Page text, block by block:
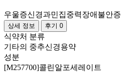
우울증신경과민집중력장애 불안증
상세 정보 후기 0
식약처 분류
기타의 중추신경용약
성분
[M257700]콜린알포세레이트